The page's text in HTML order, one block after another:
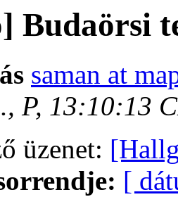
Budaörsi
saman at
P, 13:10:13
üzenet:
[